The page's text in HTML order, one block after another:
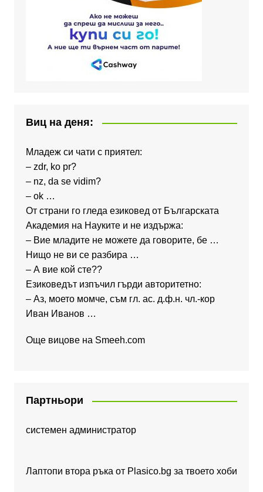
Виц на деня:
Младеж си чати с приятел:
– zdr, ko pr?
– nz, da se vidim?
– ok …
От страни го гледа езиковед от Българската
Академия на Науките и не издържа:
– Вие младите не можете да говорите, бе …
Нищо не ви се разбира …
– А вие кой сте??
Езиковедът изпъчил гърди авторитетно:
– Аз, моето момче, съм гл. ас. д.ф.н. чл.-кор
Иван Иванов …
Още вицове на Smeeh.com
Партньори
системен администратор
Лаптопи втора ръка от Plasico.bg за твоето хоби